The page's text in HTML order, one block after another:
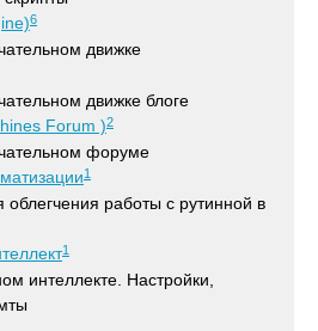
6
движке
движке блоге
Forum )2
форуме
1
облегчения работы с рутинной в
1
интеллекте. Настройки,